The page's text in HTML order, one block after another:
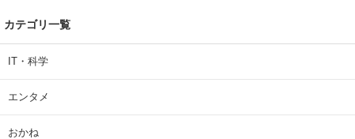
カテゴリ一覧
IT・科学
エンタメ
おかね